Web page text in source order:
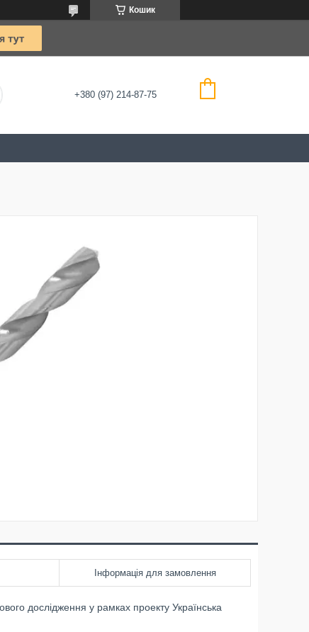
Кошик
+380 (97) 214-87-75
Інформація для замовлення
дослідження у рамках проекту Українська